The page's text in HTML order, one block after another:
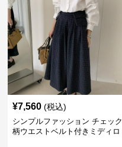
¥7,560 (税込)
シンプルファッション チェック
柄ウエストベルト付きミディロ